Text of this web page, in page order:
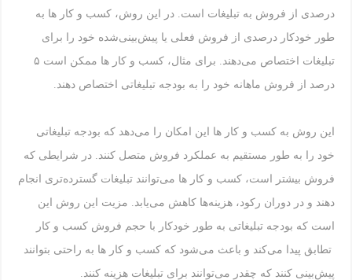
درصدی از فروش به تبلیغات است. در این روش، کسب و کار ها به
طور خودکار درصدی از فروش فعلی یا پیش‌بینی‌شده خود را برای
تبلیغات اختصاص می‌دهند. برای مثال، کسب و کار ها ممکن است ۵
درصد از فروش ماهانه خود را به بودجه تبلیغاتی اختصاص دهند.
این روش به کسب و کار ها این امکان را می‌دهد که بودجه تبلیغاتی
خود را به طور مستقیم به عملکرد فروش متصل کنند. در شرایطی که
فروش بیشتر است، کسب و کار ها می‌توانند تبلیغات گسترده‌تری انجام
دهند و در دوران رکود، هزینه‌ها کاهش می‌یابد. مزیت این روش این
است که بودجه تبلیغاتی به طور خودکار با حجم فروش کسب و کار
تطابق پیدا می‌کند و باعث می‌شود که کسب و کار ها به راحتی بتوانند
پیش‌بینی کنند که چقدر می‌توانند برای تبلیغات هزینه کنند.